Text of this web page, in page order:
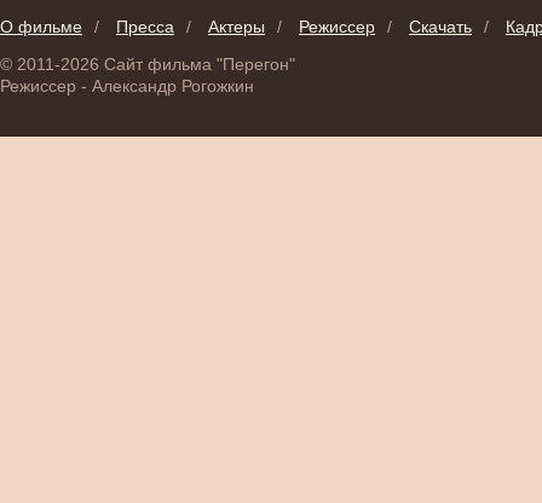
О фильме / Пресса / Актеры / Режиссер / Скачать /
© 2011-2026 Сайт фильма "Перегон"
Режиссер - Александр Рогожкин